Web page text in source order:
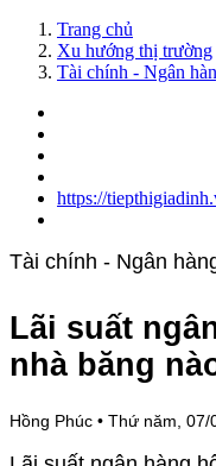
Trang chủ
Xu hướng thị trường
Tài chính - Ngân
https://
Tài chính - Ngân
Lãi suất
nhà băng
Hồng Phúc • Thứ năm, 07/